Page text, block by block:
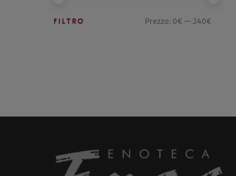
Filtro Prezzo: 0€ — 240€